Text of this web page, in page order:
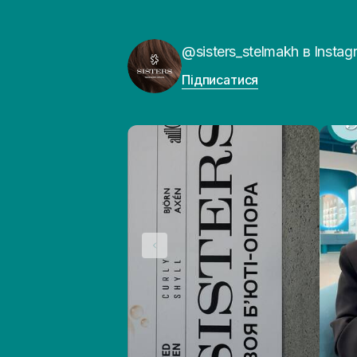
@sisters_stelmakh в
Підписатися